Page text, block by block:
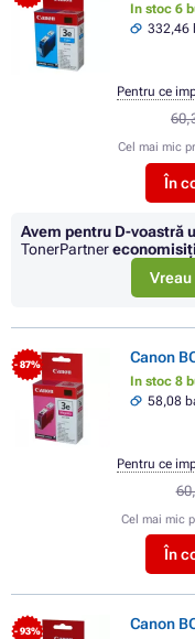
In stoc 6
332,46
Cel mai mic
În
Pentru ce
Avem pentru D-voastră
TonerPartnereconomisiţi
- 87% Canon
In stoc 8
58,08
Cel mai mic
În
Pentru ce
- 93% Canon